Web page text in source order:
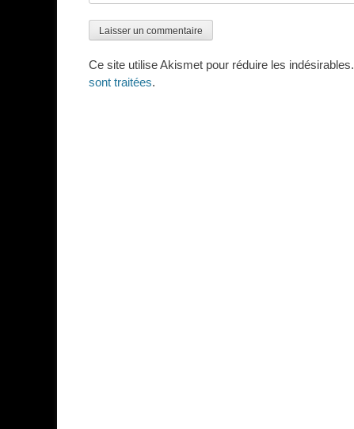
Ce site utilise Akismet pour réduire les indésirables.
sont traitées.